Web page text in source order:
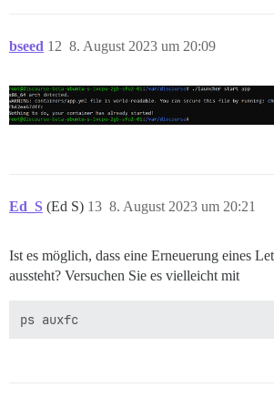
bseed 8. August 2023 um 20:09
12
Ed_S (Ed S) 8. August 2023 um 20:21
13
Ist es möglich, dass eine Erneuerung eines
aussteht? Versuchen Sie es vielleicht mit